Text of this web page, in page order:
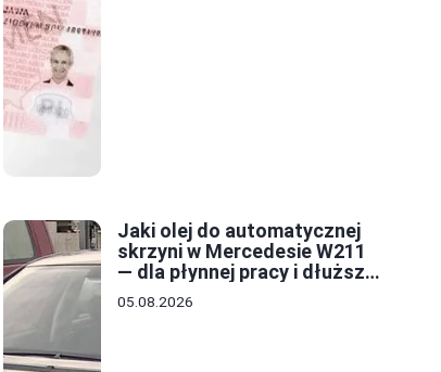
Jaki olej do automatycznej
skrzyni w Mercedesie W211
— dla płynnej pracy i dłuższej
żywotności
05.08.2026